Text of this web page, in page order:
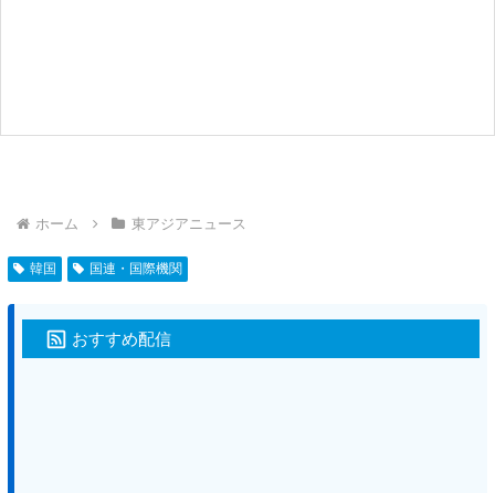
ホーム 東アジアニュース
韓国 国連・国際機関
おすすめ配信